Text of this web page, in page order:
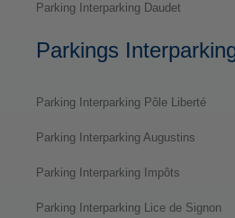
Parking Interparking Daudet
Parkings
Parking Interparking Pôle Liberté
Parking Interparking Augustins
Parking Interparking Impôts
Parking Interparking Lice de Signon